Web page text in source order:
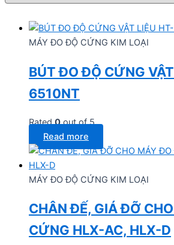
MÁY ĐO ĐỘ CỨNG KIM LOẠI
BÚT ĐO ĐỘ CỨNG
6510NT
Rated0out of 5
Read more
MÁY ĐO ĐỘ CỨNG KIM LOẠI
CHÂN ĐẾ, GIÁ ĐỠ
CỨNG HLX-AC, HLX-D